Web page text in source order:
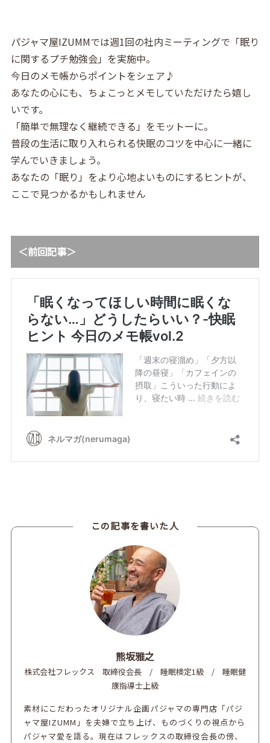
パジャマ屋IZUMMでは週1回の社内ミーティングで「眠り
に関するプチ勉強会」を実施中。
今日のメモ帳からポイントをシェア♪
あなたの心にも、ちょこっとメモしていただけたら嬉し
いです。
「簡単で無理なく継続できる」をモットーに。
普段の生活に取り入れられる快眠のコツを中心に一緒に
学んでいきましょう。
あなたの「眠り」をより心地よいものにするヒントが、
ここで見つかるかもしれません
＜前回記事＞
この記事を書いた人
熊坂雅之
株式会社フレックス 取締役会長 / 睡眠検定1級 / 睡眠健
康指導士上級
素材にこだわったオリジナル企画パジャマの専門店「パジ
ャマ屋IZUMM」を夫婦で立ち上げ、ものづくりの視点から
パジャマ愛を語る。現在はフレックスの取締役会長の傍、